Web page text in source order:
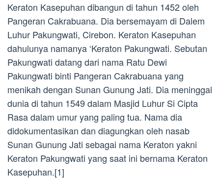
Keraton Kasepuhan dibangun di tahun 1452 oleh
Pangeran Cakrabuana. Dia bersemayam di Dalem
Luhur Pakungwati, Cirebon. Keraton Kasepuhan
dahulunya namanya ‘Keraton Pakungwati. Sebutan
Pakungwati datang dari nama Ratu Dewi
Pakungwati binti Pangeran Cakrabuana yang
menikah dengan Sunan Gunung Jati. Dia meninggal
dunia di tahun 1549 dalam Masjid Luhur Si Cipta
Rasa dalam umur yang paling tua. Nama dia
didokumentasikan dan diagungkan oleh nasab
Sunan Gunung Jati sebagai nama Keraton yakni
Keraton Pakungwati yang saat ini bernama Keraton
Kasepuhan.[1]